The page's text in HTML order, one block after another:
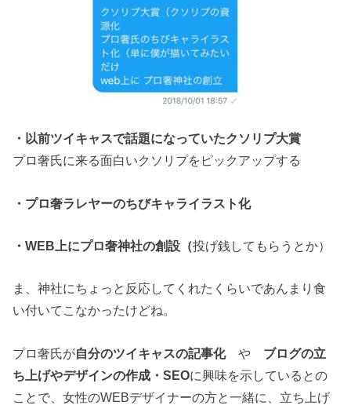
・以前ツイキャスで話題になっていたクソリプ大賞
プロ奢氏に来る面白いクソリプをピックアップする
・プロ奢ラレヤーのちびキャライラスト化
・WEB上にプロ奢神社の創設（投げ銭してもらうとか）
ま、神社にちょっと反応してくれたくらいであんまり食
い付いてこなかったけどね。
プロ奢氏が自分のツイキャスの記事化や ブログの立
ち上げやデザインの作成・SEOに興味を示しているとの
ことで、女性のWEBデザイナーの方と一緒に、立ち上げ